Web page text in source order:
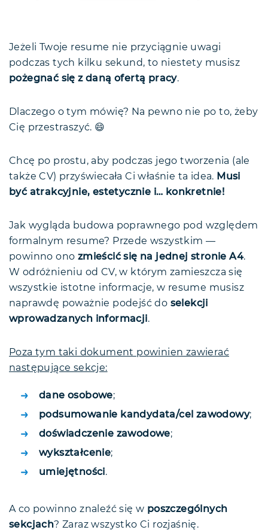
Jeżeli Twoje resume nie przyciągnie uwagi
podczas tych kilku sekund, to niestety musisz
pożegnać się z daną ofertą pracy.
Dlaczego o tym mówię? Na pewno nie po to, żeby
Cię przestraszyć. 😄
Chcę po prostu, aby podczas jego tworzenia (ale
także CV) przyświecała Ci właśnie ta idea. Musi
być atrakcyjnie, estetycznie i… konkretnie!
Jak wygląda budowa poprawnego pod względem
formalnym resume? Przede wszystkim —
powinno ono zmieścić się na jednej stronie A4.
W odróżnieniu od CV, w którym zamieszcza się
wszystkie istotne informacje, w resume musisz
naprawdę poważnie podejść do selekcji
wprowadzanych informacji.
Poza tym taki dokument powinien zawierać
następujące sekcje:
dane osobowe;
podsumowanie kandydata/cel zawodowy;
doświadczenie zawodowe;
wykształcenie;
umiejętności.
A co powinno znaleźć się w poszczególnych
sekcjach? Zaraz wszystko Ci rozjaśnię.